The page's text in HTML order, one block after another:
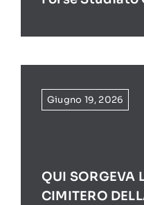
Giugno 19, 2026
QUI SORGEVA
CIMITERO